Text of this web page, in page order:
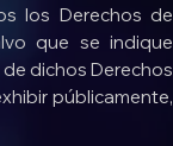
los Derechos de
que se indique
dichos Derechos
públicamente,